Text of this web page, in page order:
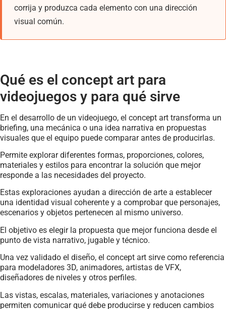
corrija y produzca cada elemento con una dirección
visual común.
Qué es el concept art para
videojuegos y para qué sirve
En el desarrollo de un videojuego, el concept art transforma un
briefing, una mecánica o una idea narrativa en propuestas
visuales que el equipo puede comparar antes de producirlas.
Permite explorar diferentes formas, proporciones, colores,
materiales y estilos para encontrar la solución que mejor
responde a las necesidades del proyecto.
Estas exploraciones ayudan a dirección de arte a establecer
una identidad visual coherente y a comprobar que personajes,
escenarios y objetos pertenecen al mismo universo.
El objetivo es elegir la propuesta que mejor funciona desde el
punto de vista narrativo, jugable y técnico.
Una vez validado el diseño, el concept art sirve como referencia
para modeladores 3D, animadores, artistas de VFX,
diseñadores de niveles y otros perfiles.
Las vistas, escalas, materiales, variaciones y anotaciones
permiten comunicar qué debe producirse y reducen cambios